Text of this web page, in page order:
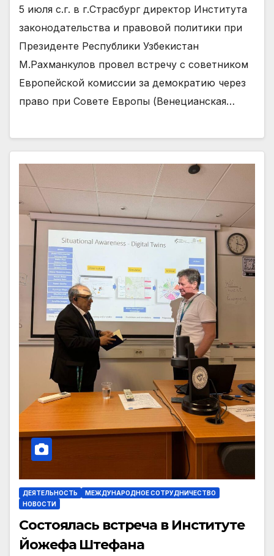
5 июля с.г. в г.Страсбург директор Института
законодательства и правовой политики при
Президенте Республики Узбекистан
М.Рахманкулов провел встречу с советником
Европейской комиссии за демократию через
право при Совете Европы (Венецианская…
ДЕЯТЕЛЬНОСТЬ
МЕЖДУНАРОДНОЕ СОТРУДНИЧЕСТВО
НОВОСТИ
Состоялась встреча в Институте
Йожефа Штефана